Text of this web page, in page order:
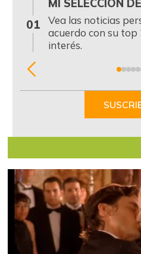
01
MI SELECCIÓN
Vea las noticias
acuerdo con su top
interés.
Item